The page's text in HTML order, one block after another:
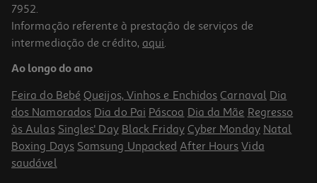
Vinho Rosé Soulmate Douro 0.75l
19.99 €/Lt
14,99 €
Promoção
7952.
Informação referente à prestação de serviços de
intermediação de crédito, aqui.
Ao longo do ano
Feira do Bebé Queijos, Vinhos e Enchidos Carnaval Dia
dos Namorados Dia do Pai Páscoa Dia da Mãe Regresso
às Aulas Singles' Day Black Friday Cyber Monday Natal
Boxing Days Samsung Unpacked After Hours Vida
saudável